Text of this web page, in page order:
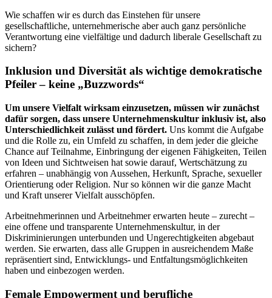
Wie schaffen wir es durch das Einstehen für unsere
gesellschaftliche, unternehmerische aber auch ganz persönliche
Verantwortung eine vielfältige und dadurch liberale Gesellschaft zu
sichern?
Inklusion und Diversität als wichtige demokratische
Pfeiler – keine „Buzzwords“
Um unsere Vielfalt wirksam einzusetzen, müssen wir zunächst
dafür sorgen, dass unsere Unternehmenskultur inklusiv ist, also
Unterschiedlichkeit zulässt und fördert. Uns kommt die Aufgabe
und die Rolle zu, ein Umfeld zu schaffen, in dem jeder die gleiche
Chance auf Teilnahme, Einbringung der eigenen Fähigkeiten, Teilen
von Ideen und Sichtweisen hat sowie darauf, Wertschätzung zu
erfahren – unabhängig von Aussehen, Herkunft, Sprache, sexueller
Orientierung oder Religion. Nur so können wir die ganze Macht
und Kraft unserer Vielfalt ausschöpfen.
Arbeitnehmerinnen und Arbeitnehmer erwarten heute – zurecht –
eine offene und transparente Unternehmenskultur, in der
Diskriminierungen unterbunden und Ungerechtigkeiten abgebaut
werden. Sie erwarten, dass alle Gruppen in ausreichendem Maße
repräsentiert sind, Entwicklungs- und Entfaltungsmöglichkeiten
haben und einbezogen werden.
Female Empowerment und berufliche